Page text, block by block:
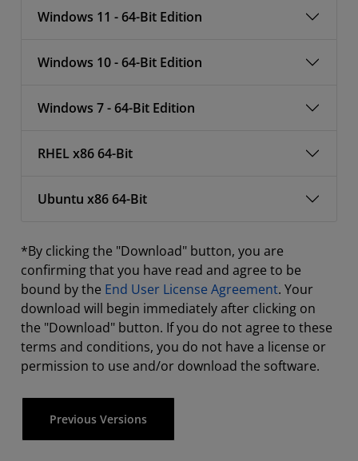
Windows 11 - 64-Bit Edition
Windows 10 - 64-Bit Edition
Windows 7 - 64-Bit Edition
RHEL x86 64-Bit
Ubuntu x86 64-Bit
*By clicking the "Download" button, you are
confirming that you have read and agree to be
bound by the End User License Agreement. Your
download will begin immediately after clicking on
the "Download" button. If you do not agree to these
terms and conditions, you do not have a license or
permission to use and/or download the software.
Previous Versions